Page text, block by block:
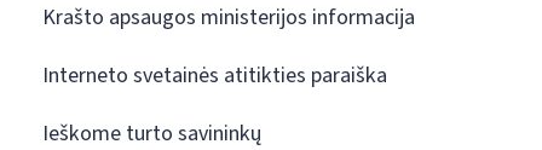
Krašto apsaugos ministerijos informacija
Interneto svetainės atitikties paraiška
Ieškome turto savininkų